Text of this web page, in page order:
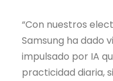
“Con nuestros
Samsung ha dado
impulsado por IA
practicidad diaria,